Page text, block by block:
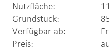
Nutzfläche:
Grundstück:
Verfügbar ab:
Preis: